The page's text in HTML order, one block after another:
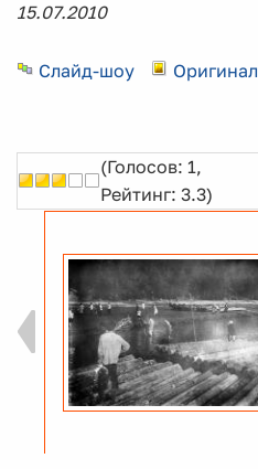
15.07.2010
Слайд-шоу Оригинал
(Голосов: 1,
Рейтинг: 3.3)